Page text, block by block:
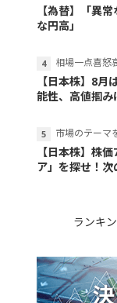
【為替】「異
な円高」
相場一点喜怒
【日本株】8月
能性、高値掴み
市場のテーマを再訪
【日本株】株
ア」を探せ！
ランキ